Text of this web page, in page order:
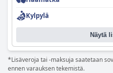
kehuvat heidän
uima-allasalueet ovat todellinen
laitteet ja laaja valikoima
kaikille, jotka etsivät
kokemusta, ja se on
perhelomalle.
Kylpylä
Näytä
*Lisäveroja tai -maksuja saatetaan
ennen varauksen tekemistä.